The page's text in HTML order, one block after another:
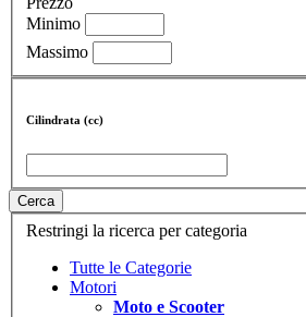
Minimo
Massimo
Cilindrata (cc)
Cerca
Restringi la ricerca per categoria
Tutte le Categorie
Motori
Moto e Scooter